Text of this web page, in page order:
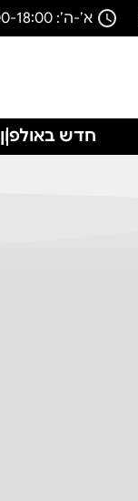
א’-ה’: 08:00-18:00
חדש באולפון